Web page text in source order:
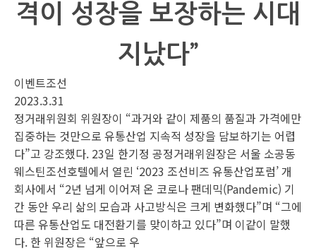
격이 성장을 보장하는 시대
지났다”
이벤트조선
2023.3.31
정거래위원회 위원장이 “과거와 같이 제품의 품질과 가격에만
집중하는 것만으로 유통산업 지속적 성장을 담보하기는 어렵
다”고 강조했다. 23일 한기정 공정거래위원장은 서울 소공동
웨스틴조선호텔에서 열린 ‘2023 조선비즈 유통산업포럼’ 개
회사에서 “2년 넘게 이어져 온 코로나 팬데믹(Pandemic) 기
간 동안 우리 삶의 모습과 사고방식은 크게 변화했다”며 “그에
따른 유통산업도 대전환기를 맞이하고 있다”며 이같이 말했
다. 한 위원장은 “앞으로 우